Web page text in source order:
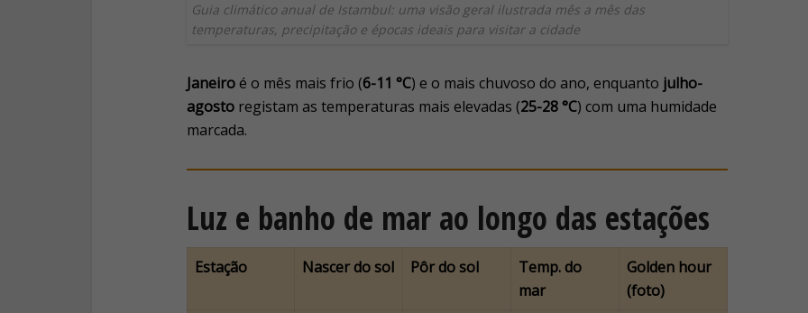
Guia climático anual de Istambul: uma visão geral ilustrada mês a mês das
temperaturas, precipitação e épocas ideais para visitar a cidade
Janeiroé o mês mais frio (6-11 °C) e o mais chuvoso do ano, enquanto julho-
agosto registam as temperaturas mais elevadas (25-28 °C) com uma humidade
marcada.
Luz e banho de mar ao longo das estações
Estação Nascer do sol Pôr do sol
Temp. do
mar
Golden hour
(foto)